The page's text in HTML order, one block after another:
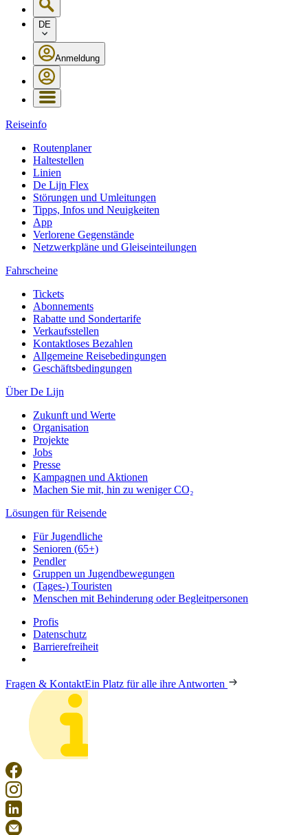
DE
Anmeldung
Reiseinfo
Routenplaner
Haltestellen
Linien
De Lijn Flex
Störungen und Umleitungen
Tipps, Infos und Neuigkeiten
App
Verlorene Gegenstände
Netzwerkpläne und Gleiseinteilungen
Fahrscheine
Tickets
Abonnements
Rabatte und Sondertarife
Verkaufsstellen
Kontaktloses Bezahlen
Allgemeine Reisebedingungen
Geschäftsbedingungen
Über De Lijn
Zukunft und Werte
Organisation
Projekte
Jobs
Presse
Kampagnen und Aktionen
Machen Sie mit, hin zu weniger CO₂
Lösungen für Reisende
Für Jugendliche
Senioren (65+)
Pendler
Gruppen un Jugendbewegungen
(Tages-) Touristen
Menschen mit Behinderung oder Begleitpersonen
Profis
Datenschutz
Barrierefreiheit
Fragen & KontaktEin Platz für alle ihre Antworten